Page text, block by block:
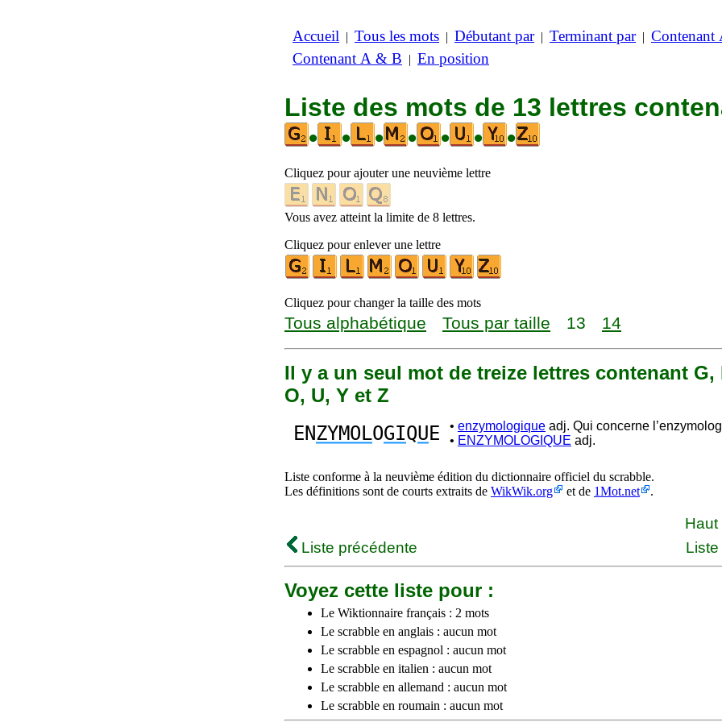
Accueil | Tous les mots | Débutant par| Terminant par| Contenant
Contenant A & B | En position
Liste des mots de 13 lettres
•
• • • • • •
Cliquez pour ajouter une neuvième lettre
Vous avez atteint la limite de 8 lettres.
Cliquez pour enlever une lettre
Cliquez pour changer la taille des mots
Tous alphabétique Tous par taille 13 14
Il y a un seul mot de treize lettres contenant G,
O, U, Y et Z
ENZYMOLOGIQUE • enzymologique adj. Qui concerne
• ENZYMOLOGIQUE adj.
Liste conforme à la neuvième édition du dictionnaire officiel du scrabble.
Les définitions sont de courts extraits de WikWik.org et de 1Mot.net .
Haut
Liste précédente
Voyez cette liste pour :
Le Wiktionnaire français : 2 mots
Le scrabble en anglais : aucun mot
Le scrabble en espagnol : aucun mot
Le scrabble en italien : aucun mot
Le scrabble en allemand : aucun mot
Le scrabble en roumain : aucun mot